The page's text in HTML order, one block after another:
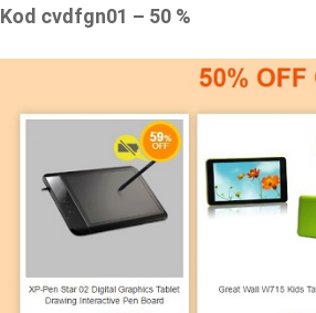
Kod cvdfgn01 – 50 %